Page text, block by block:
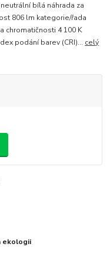
bílá náhrada za
806 lm kategorie/řada
chromatičnosti 4 100 K
podání barev (CRI)... celý
ekologii